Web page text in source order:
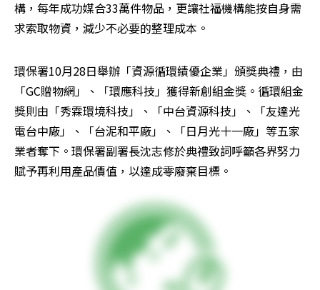
構，每年成功媒合33萬件物品，更讓社福機構能按自身需
求索取物資，減少不必要的整理成本。
環保署10月28日舉辦「資源循環績優企業」頒獎典禮，由
「GC贈物網」、「環應科技」獲得新創組金獎。循環組金
獎則由「秀霖環境科技」、「中台資源科技」、「友達光
電台中廠」、「台泥和平廠」、「日月光十一廠」等五家
業者奪下。環保署副署長沈志修於典禮致詞呼籲各界努力
賦予再利用產品價值，以達成零廢棄目標。